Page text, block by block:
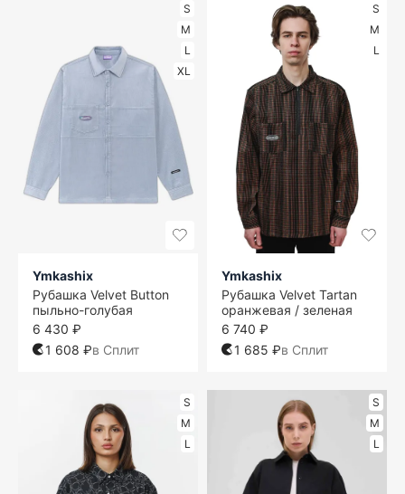
S
M
L
XL
Ymkashix
Рубашка Velvet Button
пыльно-голубая
6 430 ₽
1 608 ₽в Сплит
S
M
L
Ymkashix
Рубашка Velvet Tartan
оранжевая / зеленая
6 740 ₽
1 685 ₽в Сплит
S
M
L
S
M
L